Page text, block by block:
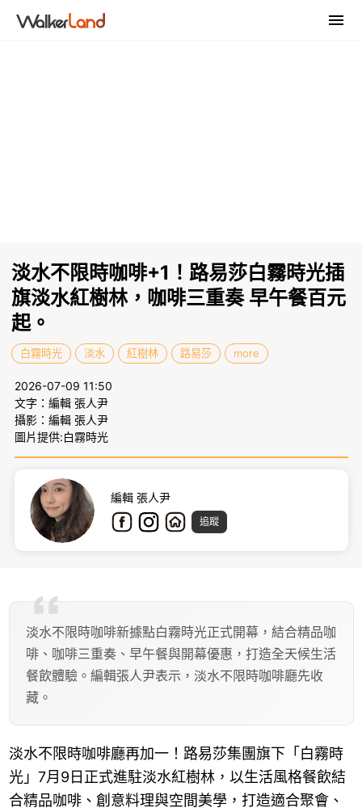
淡水不限時咖啡+1！路易莎白霧時光插
旗淡水紅樹林，咖啡三重奏 早午餐百元
起。
白霧時光 淡水 紅樹林 路易莎 more
2026-07-09 11:50
文字：編輯 張人尹
攝影：編輯 張人尹
圖片提供:白霧時光
編輯 張人尹
追蹤
淡水不限時咖啡新據點白霧時光正式開幕，結合精品咖
啡、咖啡三重奏、早午餐與開幕優惠，打造全天候生活
餐飲體驗。編輯張人尹表示，淡水不限時咖啡廳先收
藏。
淡水不限時咖啡廳再加一！路易莎集團旗下「白霧時
光」7月9日正式進駐淡水紅樹林，以生活風格餐飲結
合精品咖啡、創意料理與空間美學，打造適合聚會、